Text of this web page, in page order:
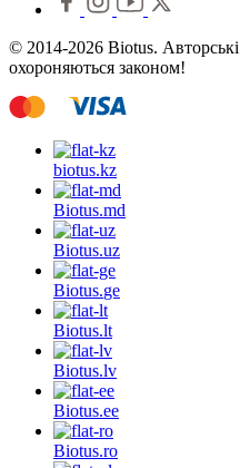
© 2014-2026 Biotus. Авторські
охороняються законом!
biotus.kz
Biotus.md
Biotus.uz
Biotus.ge
Biotus.lt
Biotus.lv
Biotus.ee
Biotus.ro